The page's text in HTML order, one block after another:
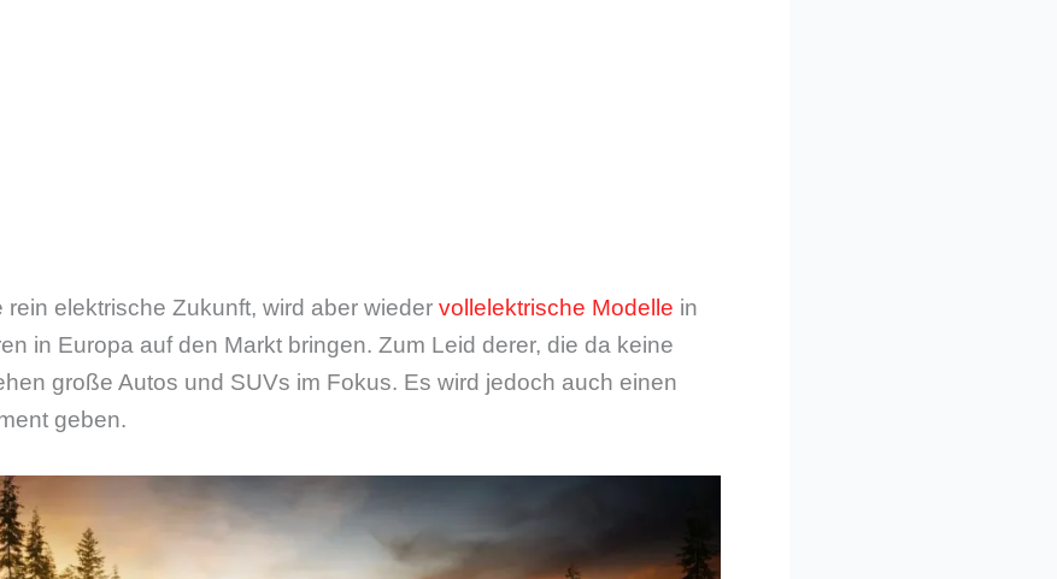
rein elektrische Zukunft, wird aber wieder vollelektrische Modelle in
in Europa auf den Markt bringen. Zum Leid derer, die da keine
große Autos und SUVs im Fokus. Es wird jedoch auch einen
geben.